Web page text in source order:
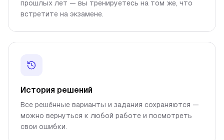
прошлых лет — вы тренируетесь на том же, что
встретите на экзамене.
История решений
Все решённые варианты и задания сохраняются —
можно вернуться к любой работе и посмотреть
свои ошибки.